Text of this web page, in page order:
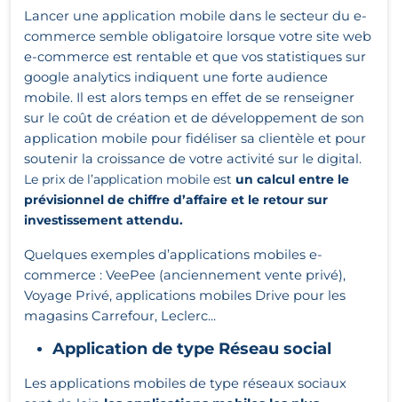
Lancer une application mobile dans le secteur du e-
commerce semble obligatoire lorsque votre site web
e-commerce est rentable et que vos statistiques sur
google analytics indiquent une forte audience
mobile. Il est alors temps en effet de se renseigner
sur le coût de création et de développement de son
application mobile pour fidéliser sa clientèle et pour
soutenir la croissance de votre activité sur le digital.
Le prix de l’application mobile est un calcul entre le
prévisionnel de chiffre d’affaire et le retour sur
investissement attendu.
Quelques exemples d’applications mobiles e-
commerce : VeePee (anciennement vente privé),
Voyage Privé, applications mobiles Drive pour les
magasins Carrefour, Leclerc...
Application de type Réseau social
Les applications mobiles de type réseaux sociaux